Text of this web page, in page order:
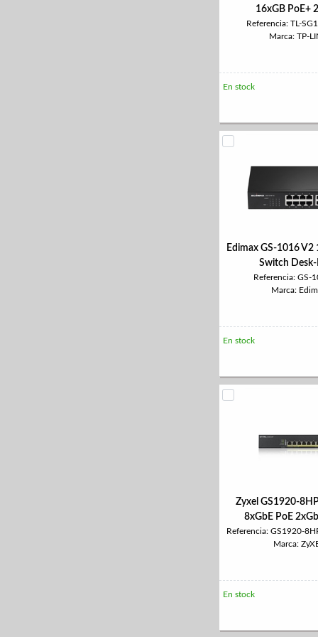
16xGB PoE+
Referencia: TL-
Marca: TP-
En stock
Edimax GS-1016 V2
Switch Desk-
Referencia: GS-
Marca:
En stock
Zyxel GS1920-
8xGbE PoE
Referencia: GS1920-
Marca:
En stock